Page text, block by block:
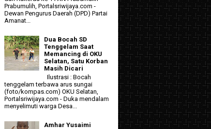
Prabumulih, Portalsriwijaya.com -
Dewan Pengurus Daerah (DPD) Partai
Amanat...
Dua Bocah SD
Tenggelam Saat
Memancing di OKU
Selatan, Satu Korban
Masih Dicari
Ilustrasi : Bocah
tenggelam terbawa arus sungai
(foto/kompas.com) OKU Selatan,
Portalsriwijaya.com - Duka mendalam
menyelimuti warga Desa...
Amhar Yusaimi